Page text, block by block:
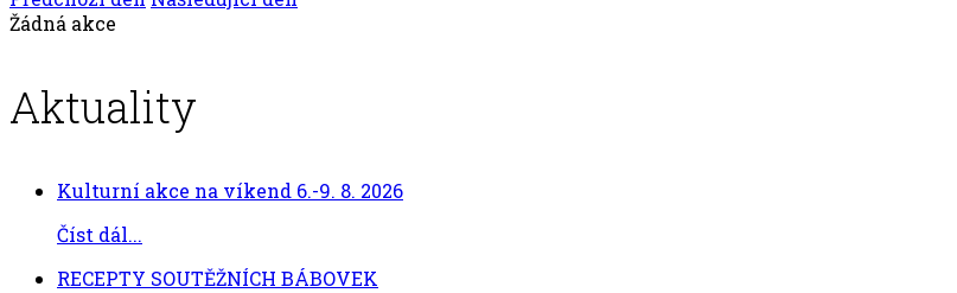
Žádná akce
Aktuality
Kulturní akce na víkend 6.-9. 8. 2026
Číst dál...
RECEPTY SOUTĚŽNÍCH BÁBOVEK